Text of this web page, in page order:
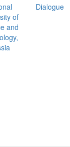
of
and
Dialogue